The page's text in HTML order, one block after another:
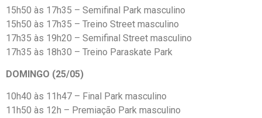
15h50 às 17h35 – Semifinal Park masculino
15h50 às 17h35 – Treino Street masculino
17h35 às 19h20 – Semifinal Street masculino
17h35 às 18h30 – Treino Paraskate Park
DOMINGO (25/05)
10h40 às 11h47 – Final Park masculino
11h50 às 12h – Premiação Park masculino